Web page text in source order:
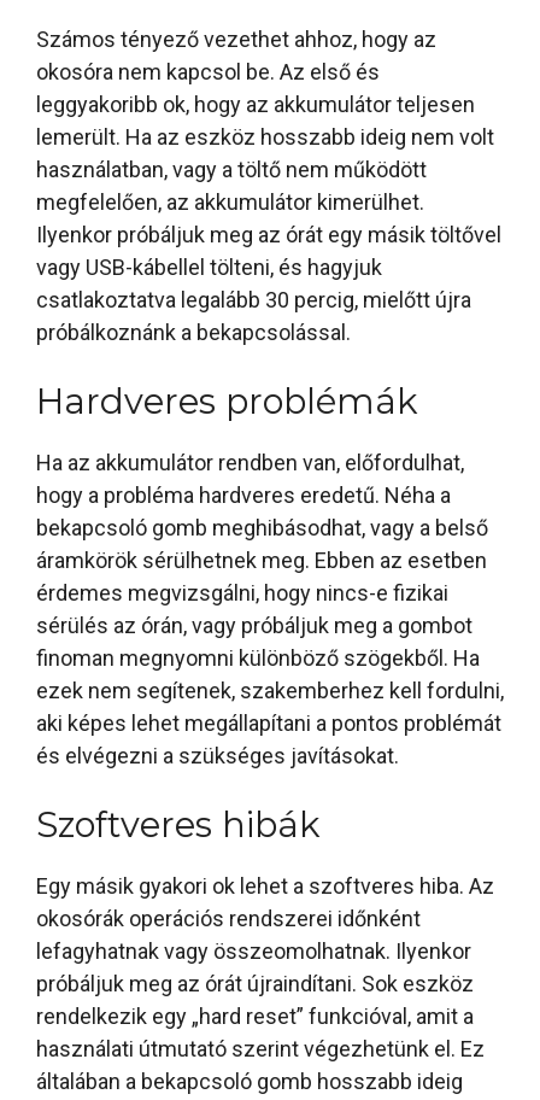
Számos tényező vezethet ahhoz, hogy az
okosóra nem kapcsol be. Az első és
leggyakoribb ok, hogy az akkumulátor teljesen
lemerült. Ha az eszköz hosszabb ideig nem volt
használatban, vagy a töltő nem működött
megfelelően, az akkumulátor kimerülhet.
Ilyenkor próbáljuk meg az órát egy másik töltővel
vagy USB-kábellel tölteni, és hagyjuk
csatlakoztatva legalább 30 percig, mielőtt újra
próbálkoznánk a bekapcsolással.
Hardveres problémák
Ha az akkumulátor rendben van, előfordulhat,
hogy a probléma hardveres eredetű. Néha a
bekapcsoló gomb meghibásodhat, vagy a belső
áramkörök sérülhetnek meg. Ebben az esetben
érdemes megvizsgálni, hogy nincs-e fizikai
sérülés az órán, vagy próbáljuk meg a gombot
finoman megnyomni különböző szögekből. Ha
ezek nem segítenek, szakemberhez kell fordulni,
aki képes lehet megállapítani a pontos problémát
és elvégezni a szükséges javításokat.
Szoftveres hibák
Egy másik gyakori ok lehet a szoftveres hiba. Az
okosórák operációs rendszerei időnként
lefagyhatnak vagy összeomolhatnak. Ilyenkor
próbáljuk meg az órát újraindítani. Sok eszköz
rendelkezik egy „hard reset” funkcióval, amit a
használati útmutató szerint végezhetünk el. Ez
általában a bekapcsoló gomb hosszabb ideig